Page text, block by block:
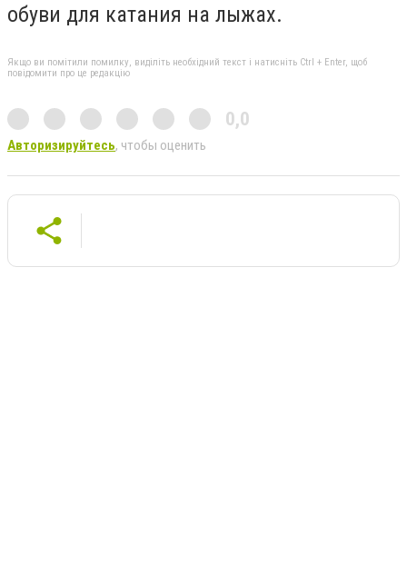
обуви для катания на лыжах.
Якщо ви помітили помилку, виділіть необхідний текст і натисніть Ctrl + Enter, щоб
повідомити про це редакцію
0,0
Авторизируйтесь, чтобы оценить